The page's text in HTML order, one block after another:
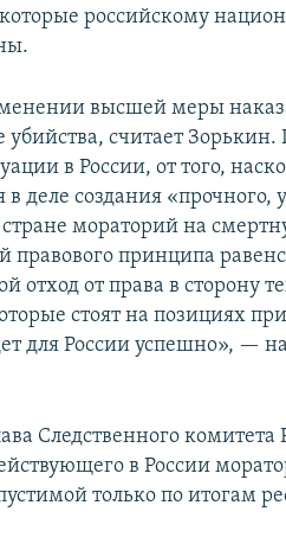
российскому
высшей меры
считает Зорькин.
в России, от того,
в деле создания «прочного,
мораторий на
правового принципа
отход от права в сторону
стоят на позициях
для России успешно», —
Следственного
в России
только по итогам